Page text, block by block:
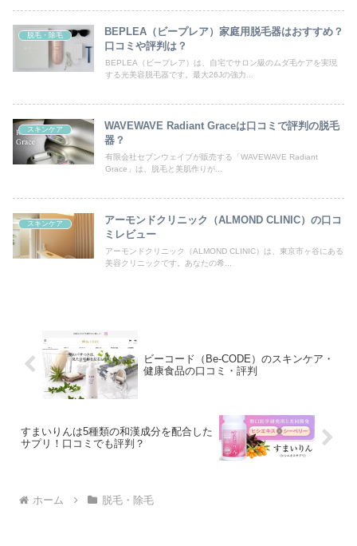
脱毛・除毛
BEPLEA（ビープレア）家庭用脱毛器はおすすめ？
口コミや評判は？
BEPLEA（ビープレア）は、自宅でサロン級のムダ毛ケアを実現
する光美容脱毛器です。最大26Jの強力...
スキンケア
WAVEWAVE Radiant Graceは口コミで評判の脱毛
器？
有限会社セブンウェイブが販売する「WAVEWAVE Radiant
Grace」は、脱毛と美肌作りが...
スキンケア
アーモンドクリニック（ALMOND CLINIC）の口コ
ミレビュー
アーモンドクリニック（ALMOND CLINIC）は、東京市ヶ谷にある
美容クリニックです。あなたの希...
ビーコード（Be-CODE）のスキンケア・
健康食品の口コミ・評判
すまいりんは5種類の和漢成分を配合した
サプリ！口コミでも評判？
ホーム 脱毛・除毛